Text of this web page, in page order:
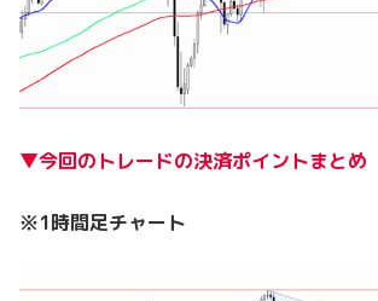
▼今回のトレードの決済ポイントまとめ
※1時間足チャート